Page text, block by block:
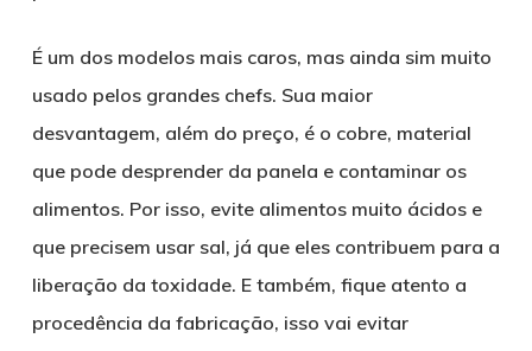
É um dos modelos mais caros, mas ainda sim muito
usado pelos grandes chefs. Sua maior
desvantagem, além do preço, é o cobre, material
que pode desprender da panela e contaminar os
alimentos. Por isso, evite alimentos muito ácidos e
que precisem usar sal, já que eles contribuem para a
liberação da toxidade. E também, fique atento a
procedência da fabricação, isso vai evitar